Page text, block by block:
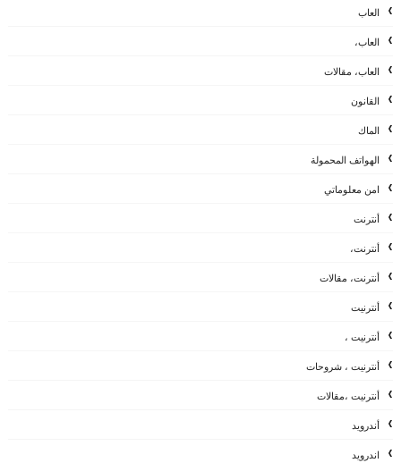
العاب
العاب،
العاب، مقالات
القانون
الماك
الهواتف المحمولة
امن معلوماتي
أنترنت
أنترنت،
أنترنت، مقالات
أنترنيت
أنترنيت ،
أنترنيت ، شروحات
أنترنيت ،مقالات
أندرويد
اندرويد